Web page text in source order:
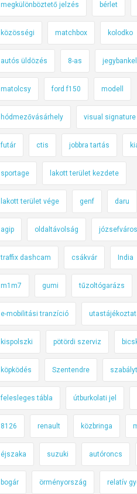
megkülönböztető jelzés bérlet
közösségi matchbox kolodko
autós üldözés 8-as
matolcsy ford f150 modell
hódmezővásárhely visual signature
futár ctis jobbra tartás
sportage lakott terület kezdete
lakott terület vége genf daru
agip oldaltávolság józsefváros
traffix dashcam csákvár India
m1m7 gumi tűzoltógarázs
e-mobilitási tranzíció
kispolszki pötördi szerviz
köpködés Szentendre
felesleges tábla útburkolati jel
8126 renault közbringa
éjszaka suzuki autóroncs
bogár örményország relatív